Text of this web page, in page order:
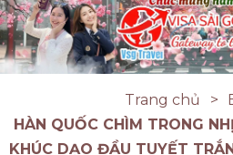
Trang chủ
HÀN QUỐC CHÌM TRONG
KHÚC DẠO ĐẦU TUYẾT